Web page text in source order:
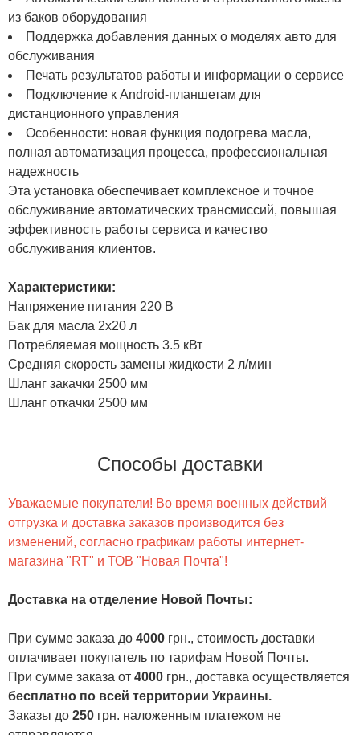
из баков оборудования
Поддержка добавления данных о моделях авто для
обслуживания
Печать результатов работы и информации о сервисе
Подключение к Android-планшетам для
дистанционного управления
Особенности: новая функция подогрева масла,
полная автоматизация процесса, профессиональная
надежность
Эта установка обеспечивает комплексное и точное
обслуживание автоматических трансмиссий, повышая
эффективность работы сервиса и качество
обслуживания клиентов.
Характеристики:
Напряжение питания 220 В
Бак для масла 2x20 л
Потребляемая мощность 3.5 кВт
Средняя скорость замены жидкости 2 л/мин
Шланг закачки 2500 мм
Шланг откачки 2500 мм
Способы доставки
Уважаемые покупатели! Во время военных действий
отгрузка и доставка заказов производится без
изменений, согласно графикам работы интернет-
магазина "RT" и ТОВ "Новая Почта"!
Доставка на отделение Новой Почты:
При сумме заказа до 4000 грн., стоимость доставки
оплачивает покупатель по тарифам Новой Почты.
При сумме заказа от 4000 грн., доставка осуществляется
бесплатно по всей территории Украины.
Заказы до 250 грн. наложенным платежом не